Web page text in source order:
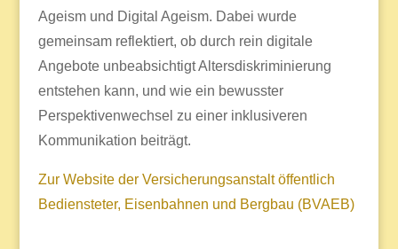
Ageism und Digital Ageism. Dabei wurde
gemeinsam reflektiert, ob durch rein digitale
Angebote unbeabsichtigt Altersdiskriminierung
entstehen kann, und wie ein bewusster
Perspektivenwechsel zu einer inklusiveren
Kommunikation beiträgt.
Zur Website der Versicherungsanstalt öffentlich
Bediensteter, Eisenbahnen und Bergbau (BVAEB)